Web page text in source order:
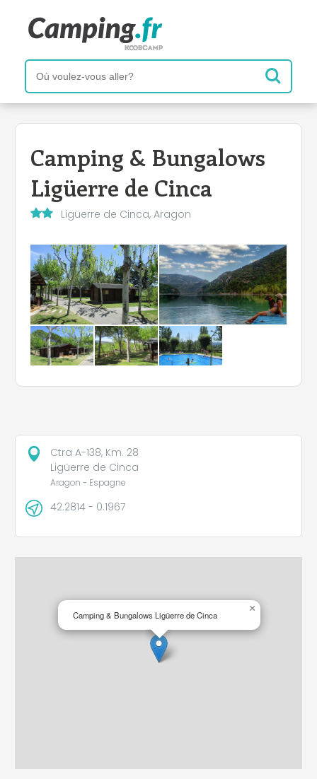
Camping & Bungalows
Ligüerre de Cinca
Ligüerre de Cinca, Aragon
Ctra A-138, Km. 28
Ligüerre de Cinca
Aragon - Espagne
42.2814 - 0.1967
Camping & Bungalows Ligüerre de Cinca
×